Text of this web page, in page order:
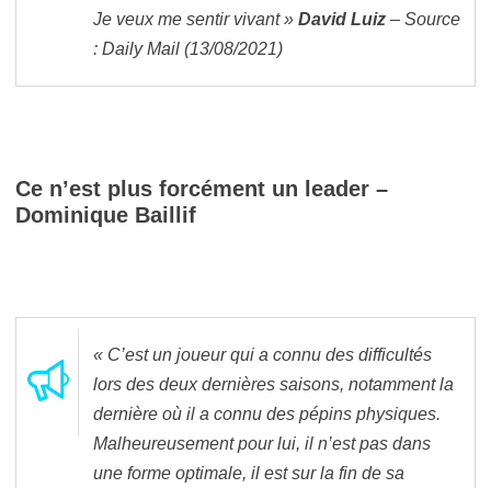
Je veux me sentir vivant » David Luiz – Source
: Daily Mail (13/08/2021)
Ce n’est plus forcément un leader –
Dominique Baillif
« C’est un joueur qui a connu des difficultés
lors des deux dernières saisons, notamment la
dernière où il a connu des pépins physiques.
Malheureusement pour lui, il n’est pas dans
une forme optimale, il est sur la fin de sa